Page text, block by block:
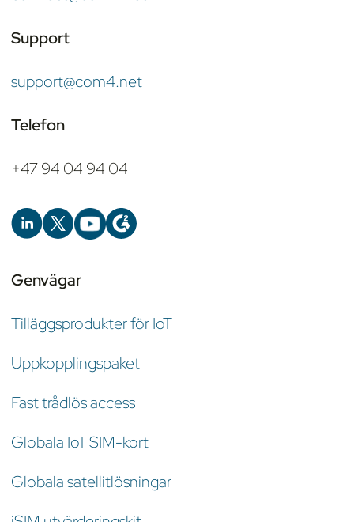
Support
support@com4.net
Telefon
+47 94 04 94 04
Genvägar
Tilläggsprodukter för IoT
Uppkopplingspaket
Fast trådlös access
Globala IoT SIM-kort
Globala satellitlösningar